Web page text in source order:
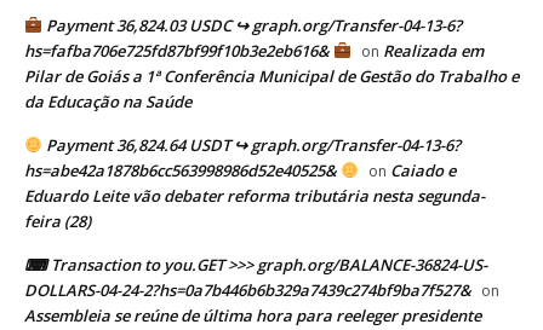
Payment 36,824.03 USDC ↪ graph.org/Transfer-04-13-6?
hs=fafba706e725fd87bf99f10b3e2eb616&
on Realizada em
Pilar de Goiás a 1ª Conferência Municipal de Gestão do Trabalho e
da Educação na Saúde
Payment 36,824.64 USDT ↪ graph.org/Transfer-04-13-6?
hs=abe42a1878b6cc563998986d52e40525&
on Caiado e
Eduardo Leite vão debater reforma tributária nesta segunda-
feira (28)
⌨ Transaction to you.GET >>> graph.org/BALANCE-36824-US-
DOLLARS-04-24-2?hs=0a7b446b6b329a7439c274bf9ba7f527& on
Assembleia se reúne de última hora para reeleger presidente